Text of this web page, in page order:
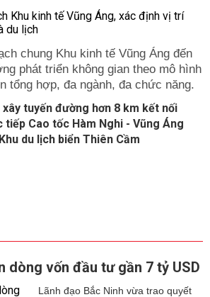
chung Khu kinh tế Vũng Áng đến
phát triển không gian theo mô hình
tổng hợp, đa ngành, đa chức năng.
xây tuyến đường hơn 8 km kết nối
tiếp Cao tốc Hàm Nghi - Vũng Áng
du lịch biển Thiên Cầm
dòng vốn đầu tư gần 7 tỷ USD
Lãnh đạo Bắc Ninh vừa trao quyết